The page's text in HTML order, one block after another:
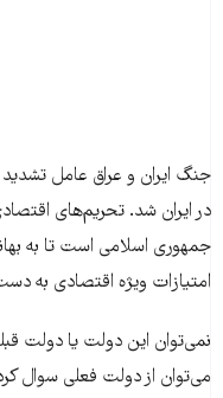
جنگ ایران و عراق عامل
در ایران شد. تحریم‌های
جمهوری اسلامی است تا به
امتیازات ویژه اقتصادی به
نمی‌توان این دولت یا دولت
می‌توان از دولت فعلی سوال